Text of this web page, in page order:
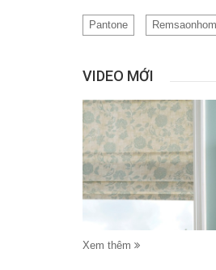
Pantone Remsaonhom
VIDEO MỚI
Xem thêm